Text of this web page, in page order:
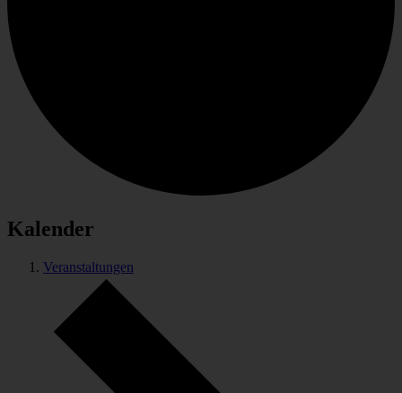
Kalender
Veranstaltungen